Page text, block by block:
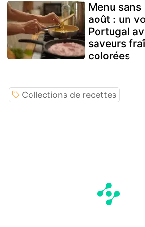
Menu sans
août : un
Portugal
saveurs
colorées
Collections de recettes